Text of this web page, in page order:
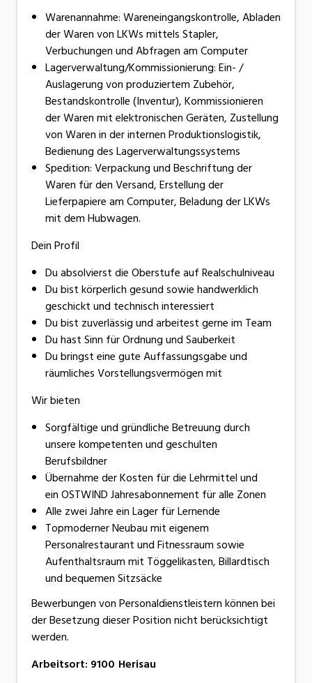
Warenannahme: Wareneingangskontrolle, Abladen
der Waren von LKWs mittels Stapler,
Verbuchungen und Abfragen am Computer
Lagerverwaltung/Kommissionierung: Ein- /
Auslagerung von produziertem Zubehör,
Bestandskontrolle (Inventur), Kommissionieren
der Waren mit elektronischen Geräten, Zustellung
von Waren in der internen Produktionslogistik,
Bedienung des Lagerverwaltungssystems
Spedition: Verpackung und Beschriftung der
Waren für den Versand, Erstellung der
Lieferpapiere am Computer, Beladung der LKWs
mit dem Hubwagen.
Dein Profil
Du absolvierst die Oberstufe auf Realschulniveau
Du bist körperlich gesund sowie handwerklich
geschickt und technisch interessiert
Du bist zuverlässig und arbeitest gerne im Team
Du hast Sinn für Ordnung und Sauberkeit
Du bringst eine gute Auffassungsgabe und
räumliches Vorstellungsvermögen mit
Wir bieten
Sorgfältige und gründliche Betreuung durch
unsere kompetenten und geschulten
Berufsbildner
Übernahme der Kosten für die Lehrmittel und
ein OSTWIND Jahresabonnement für alle Zonen
Alle zwei Jahre ein Lager für Lernende
Topmoderner Neubau mit eigenem
Personalrestaurant und Fitnessraum sowie
Aufenthaltsraum mit Töggelikasten, Billardtisch
und bequemen Sitzsäcke
Bewerbungen von Personaldienstleistern können bei
der Besetzung dieser Position nicht berücksichtigt
werden.
Arbeitsort: 9100 Herisau